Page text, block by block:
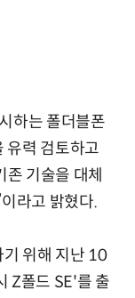
하는 폴더블폰
유력 검토하고
기술을 대체
라고 밝혔다.
위해 지난 10
Z폴드 SE'를 출